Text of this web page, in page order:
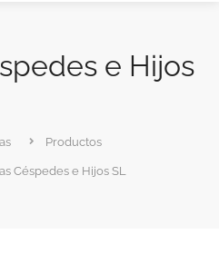
e Hijos
Productos
Céspedes e Hijos SL